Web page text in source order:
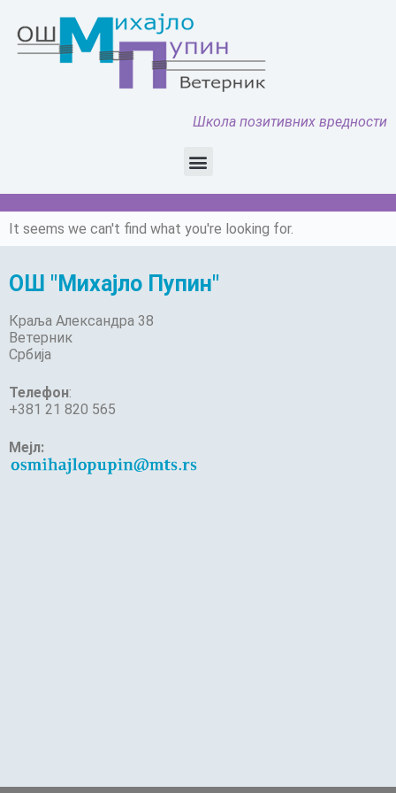
Школа позитивних вредности
It seems we can't find what you're looking for.
ОШ "Михајло Пупин"
Краља Александра 38
Ветерник
Србија
Телефон:
+381 21 820 565
Мејл: